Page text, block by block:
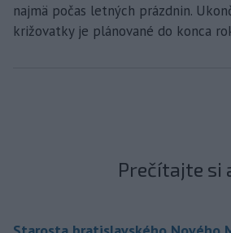
najmä počas letných prázdnin.
križovatky je plánované do konca
Prečítajte si